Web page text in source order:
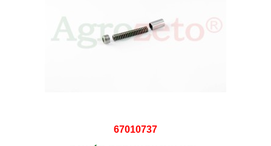
67010737